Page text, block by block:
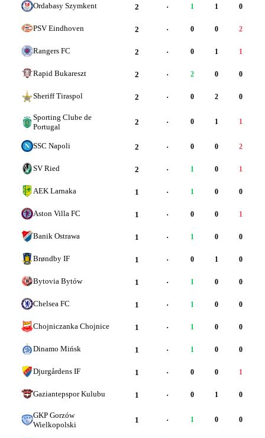
Ordabasy Szymkent 2 · 1 1 0
PSV Eindhoven 2 · 0 0 2
Rangers FC 2 · 0 1 1
Rapid Bukareszt 2 · 2 0 0
Sheriff Tiraspol 2 · 0 2 0
Sporting Clube de
Portugal
2 · 0 1 1
SSC Napoli 2 · 0 0 2
SV Ried 2 · 1 0 1
AEK Larnaka 1 · 1 0 0
Aston Villa FC 1 · 0 0 1
Banik Ostrawa 1 · 1 0 0
Brøndby IF 1 · 0 1 0
Bytovia Bytów 1 · 1 0 0
Chelsea FC 1 · 1 0 0
Chojniczanka Chojnice 1 · 1 0 0
Dinamo Mińsk 1 · 1 0 0
Djurgårdens IF 1 · 0 0 1
Gaziantepspor Kulubu 1 · 0 1 0
GKP Gorzów
Wielkopolski
1 · 1 0 0